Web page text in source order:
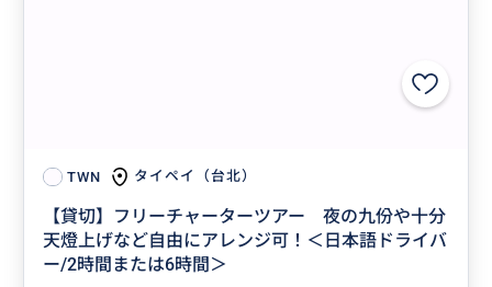
TWN タイペイ（台北）
【貸切】フリーチャーターツアー 夜の九份や十分
天燈上げなど自由にアレンジ可！＜日本語ドライバ
ー/2時間または6時間＞